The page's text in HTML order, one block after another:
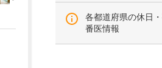
各都道府県の休日
番医情報